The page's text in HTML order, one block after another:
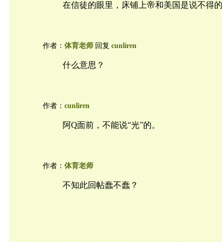
在信徒的眼里，床铺上帝和美国是说不得的
作者： 体育老师回复 cunliren
什么意思？
作者： cunliren
阿Q面前，不能说“光”的。
作者： 体育老师
不知此回帖蠢不蠢？